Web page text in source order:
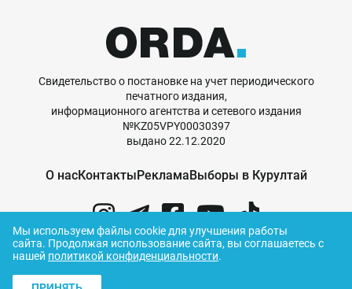
Свидетельство о постановке на учет периодического
печатного издания,
информационного агентства и сетевого издания
№KZ05VPY00030397
выдано 22.12.2020
О насКонтактыРекламаВыборы в Курултай
© ORDA,2026.Правила использования
Мы используем файлы cookie для улучшения работы
сайта. Продолжая использование сайта, вы соглашаетесь с
нашей политикой конфиденциальности.